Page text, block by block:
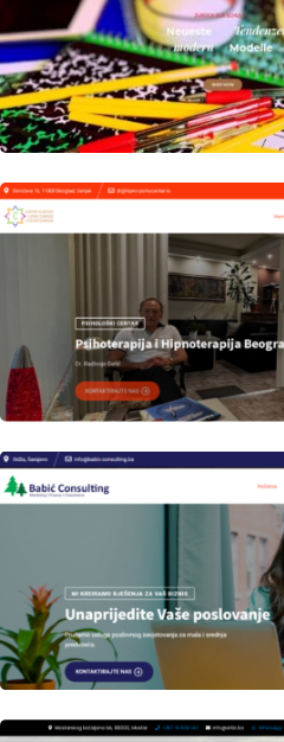
AuthorlauferDate
AuthorlauferDate
AuthorlauferDate